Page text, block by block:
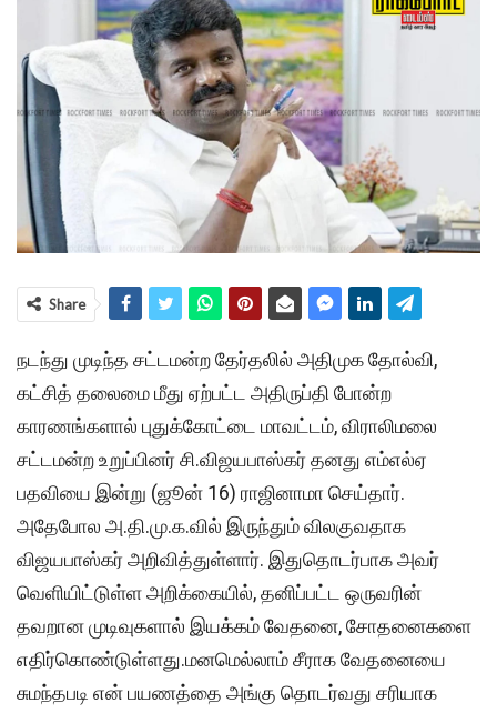
Share
நடந்து முடிந்த சட்டமன்ற தேர்தலில் அதிமுக தோல்வி,
கட்சித் தலைமை மீது ஏற்பட்ட அதிருப்தி போன்ற
காரணங்களால் புதுக்கோட்டை மாவட்டம், விராலிமலை
சட்டமன்ற உறுப்பினர் சி.விஜயபாஸ்கர் தனது எம்எல்ஏ
பதவியை இன்று (ஜூன் 16) ராஜினாமா செய்தார்.
அதேபோல அ.தி.மு.க.வில் இருந்தும் விலகுவதாக
விஜயபாஸ்கர் அறிவித்துள்ளார். இதுதொடர்பாக அவர்
வெளியிட்டுள்ள அறிக்கையில், தனிப்பட்ட ஒருவரின்
தவறான முடிவுகளால் இயக்கம் வேதனை, சோதனைகளை
எதிர்கொண்டுள்ளது.மனமெல்லாம் சீராக வேதனையை
சுமந்தபடி என் பயணத்தை அங்கு தொடர்வது சரியாக